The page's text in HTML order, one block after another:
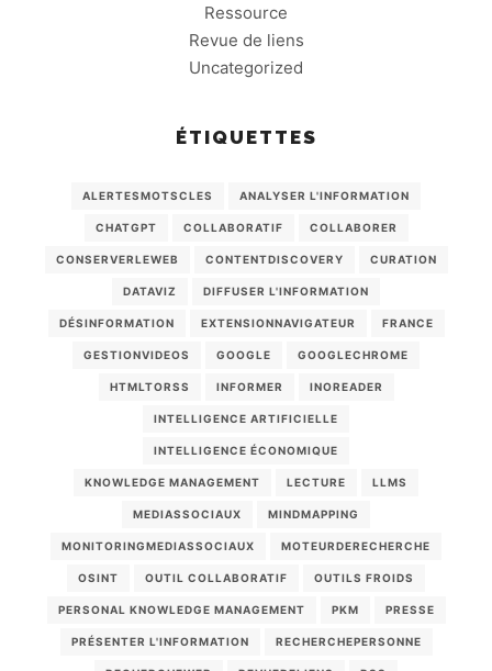
Ressource
Revue de liens
Uncategorized
ÉTIQUETTES
ALERTESMOTSCLES ANALYSER L'INFORMATION
CHATGPT COLLABORATIF COLLABORER
CONSERVERLEWEB CONTENTDISCOVERY CURATION
DATAVIZ DIFFUSER L'INFORMATION
DÉSINFORMATION EXTENSIONNAVIGATEUR FRANCE
GESTIONVIDEOS GOOGLE GOOGLECHROME
HTMLTORSS INFORMER INOREADER
INTELLIGENCE ARTIFICIELLE
INTELLIGENCE ÉCONOMIQUE
KNOWLEDGE MANAGEMENT LECTURE LLMS
MEDIASSOCIAUX MINDMAPPING
MONITORINGMEDIASSOCIAUX MOTEURDERECHERCHE
OSINT OUTIL COLLABORATIF OUTILS FROIDS
PERSONAL KNOWLEDGE MANAGEMENT PKM PRESSE
PRÉSENTER L'INFORMATION RECHERCHEPERSONNE